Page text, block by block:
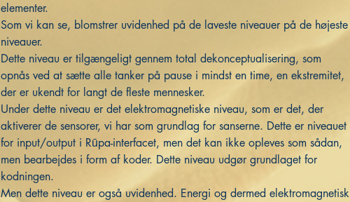
elementer.
Som vi kan se, blomstrer uvidenhed på de laveste niveauer på de højeste
niveauer.
Dette niveau er tilgængeligt gennem total dekonceptualisering, som
opnås ved at sætte alle tanker på pause i mindst en time, en ekstremitet,
der er ukendt for langt de fleste mennesker.
Under dette niveau er det elektromagnetiske niveau, som er det, der
aktiverer de sensorer, vi har som grundlag for sanserne. Dette er niveauet
for input/output i Rūpa-interfacet, men det kan ikke opleves som sådan,
men bearbejdes i form af koder. Dette niveau udgør grundlaget for
kodningen.
Men dette niveau er også uvidenhed. Energi og dermed elektromagnetisk